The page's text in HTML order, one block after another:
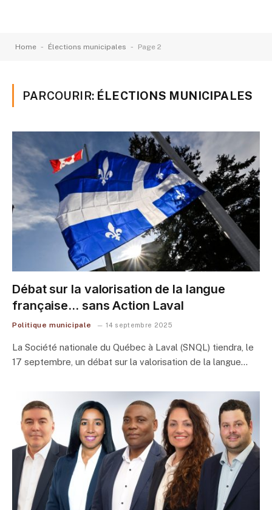
Home - Élections municipales - Page 2
PARCOURIR: ÉLECTIONS MUNICIPALES
Débat sur la valorisation de la langue
française… sans Action Laval
Politique municipale 14 septembre 2025
La Société nationale du Québec à Laval (SNQL) tiendra, le
17 septembre, un débat sur la valorisation de la langue…